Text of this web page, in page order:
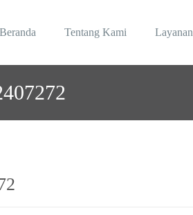
Beranda Tentang Kami Layanan